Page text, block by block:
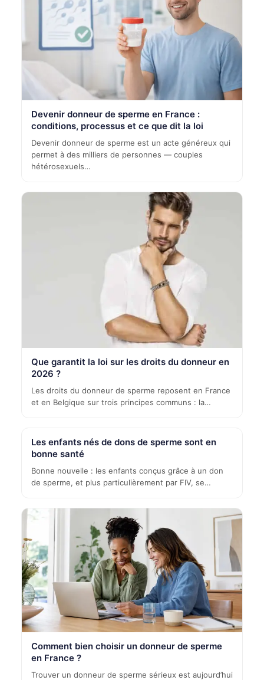
Devenir donneur de sperme en France :
conditions, processus et ce que dit la loi
Devenir donneur de sperme est un acte généreux qui
permet à des milliers de personnes — couples
hétérosexuels…
Que garantit la loi sur les droits du donneur en
2026 ?
Les droits du donneur de sperme reposent en France
et en Belgique sur trois principes communs : la…
Les enfants nés de dons de sperme sont en
bonne santé
Bonne nouvelle : les enfants conçus grâce à un don
de sperme, et plus particulièrement par FIV, se…
Comment bien choisir un donneur de sperme
en France ?
Trouver un donneur de sperme sérieux est aujourd’hui